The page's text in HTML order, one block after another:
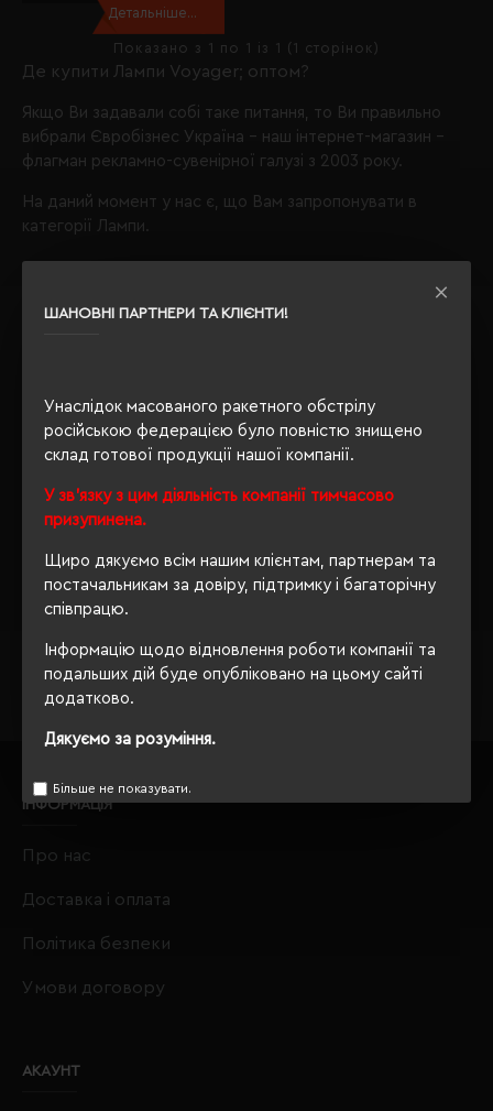
ШАНОВНІ ПАРТНЕРИ ТА КЛІЄНТИ!
Унаслідок масованого ракетного обстрілу
російською федерацією було повністю знищено
склад готової продукції нашої компанії.
У зв'язку з цим діяльність компанії тимчасово
призупинена.
Щиро дякуємо всім нашим клієнтам, партнерам та
постачальникам за довіру, підтримку і багаторічну
співпрацю.
Інформацію щодо відновлення роботи компанії та
подальших дій буде опубліковано на цьому сайті
додатково.
Дякуємо за розуміння.
Більше не показувати.
Де купити Лампи Voyager; оптом?
Якщо Ви задавали собі таке питання, то Ви правильно
вибрали Євробізнес Україна - наш інтернет-магазин -
флагман рекламно-сувенірної галузі з 2003 року.
На даний момент у нас є, що Вам запропонувати в
категорії Лампи.
Також Ви можете зателефонувати нам по телефону
+380444928603
, і наші менеджери із задоволенням
проконсультують і підберуть для Вас оптимальний
Обираючи продукцію в нашому інтернет-магазині, Ви
завжди будете впевнені в якості придбаного товару, а
ми завжди будемо раді бачити Вас знову.
Завжди Ваш "Євробізнес Україна"
, вулиця Київська, 97,
Софіївська Борщагівка, Київська обл., 08131,
crm@eurobusiness.com.ua,
Детальніше...
Показано з 1 по 1 із 1 (1 сторінок)
ІНФОРМАЦІЯ
Про нас
Доставка і оплата
Політика безпеки
Умови договору
АКАУНТ